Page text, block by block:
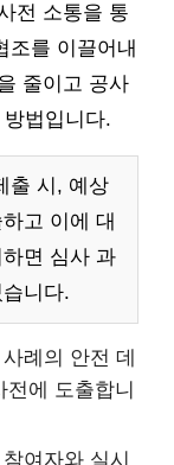
전 소통을 통
조를 이끌어내
줄이고 공사
법입니다.
출 시, 예상
고 이에 대
면 심사 과
니다.
례의 안전 데
에 도출합니
여자와 실시